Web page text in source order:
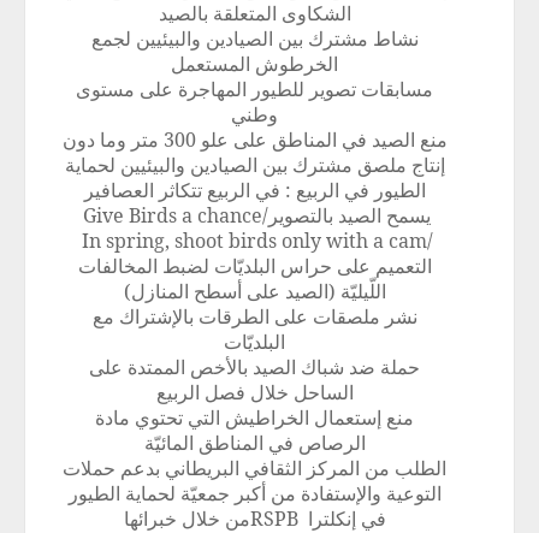
الشكاوى المتعلقة بالصيد
نشاط مشترك بين الصيادين والبيئيين لجمع
الخرطوش المستعمل
مسابقات تصوير للطيور المهاجرة على مستوى
وطني
منع الصيد في المناطق على علو 300 متر وما دون
إنتاج ملصق مشترك بين الصيادين والبيئيين لحماية
الطيور في الربيع : في الربيع تتكاثر العصافير
يسمح الصيد بالتصوير/Give Birds a chance
/
In spring, shoot birds only with a cam
التعميم على حراس البلديّات لضبط المخالفات
اللّيليّة (الصيد على أسطح المنازل)
نشر ملصقات على الطرقات بالإشتراك مع
البلديّات
حملة ضد شباك الصيد بالأخص الممتدة على
الساحل خلال فصل الربيع
منع إستعمال الخراطيش التي تحتوي مادة
الرصاص في المناطق المائيّة
الطلب من المركز الثقافي البريطاني بدعم حملات
التوعية والإستفادة من أكبر جمعيّة لحماية الطيور
في إنكلترا RSPBمن خلال خبرائها